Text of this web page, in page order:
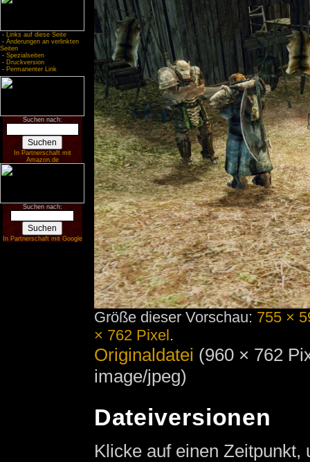
- Links auf diese Seite
- Änderungen an verlinkten
Seiten
- Spezialseiten
- Druckversion
- Permanenter Link
Suchen nach:
In Partnerschaft mit
Amazon.de
Suchen nach:
In Partnerschaft mit Google
Größe dieser Vorschau: 755 ×
× 762 Pixel.
Originaldatei (960 × 762
image/jpeg)
Dateiversionen
Klicke auf einen